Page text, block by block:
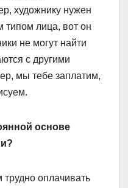
художнику нужен
типом лица, вот он
не могут найти
с другими
мы тебе заплатим,
основе
оплачивать